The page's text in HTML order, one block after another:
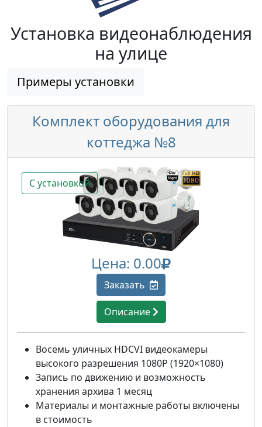
Установка видеонаблюдения
на улице
Примеры установки
Комплект оборудования для
коттеджа №8
С установкой
Цена: 0.00
Заказать
Описание
Восемь уличных HDCVI видеокамеры
высокого разрешения 1080P (1920×1080)
Запись по движению и возможность
хранения архива 1 месяц
Материалы и монтажные работы включены
в стоимость